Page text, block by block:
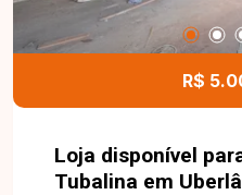
R$
Loja disponível
Tubalina em